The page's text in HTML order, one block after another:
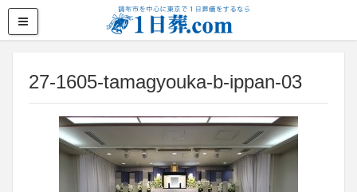
27-1605-tamagyouka-b-ippan-03